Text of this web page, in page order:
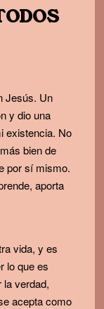
Jesús. Un
y dio una
existencia. No
bien de
por sí mismo.
aporta
vida, y es
lo que es
la verdad,
acepta como